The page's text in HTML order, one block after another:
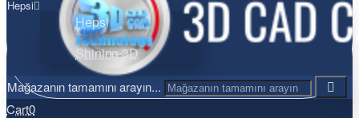
Hepsi
Hepsi
Shining 3D
Mağazanın tamamını arayın...
Cart0